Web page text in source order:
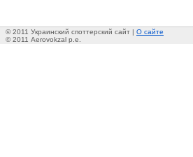
© 2011 Украинский споттерский сайт | О сайте
© 2011 Aerovokzal p.e.